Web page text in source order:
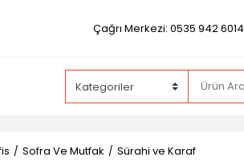
Çağrı Merkezi: 0535 942 6014
Sofra Ve Mutfak Sürahi ve Karaf